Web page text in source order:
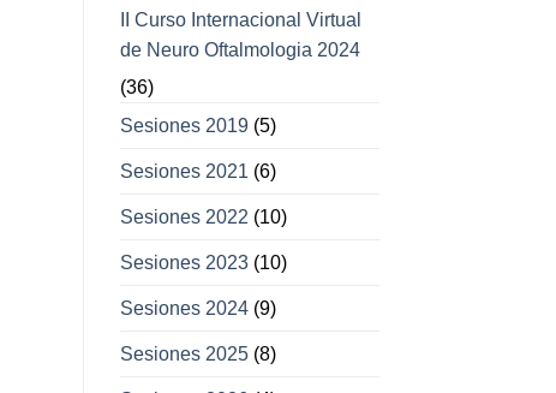
II Curso Internacional Virtual
de Neuro Oftalmologia 2024
(36)
Sesiones 2019(5)
Sesiones 2021 (6)
Sesiones 2022 (10)
Sesiones 2023(10)
Sesiones 2024(9)
Sesiones 2025(8)